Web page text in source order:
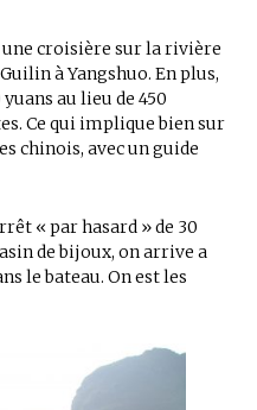
croisière sur la rivière
à Yangshuo. En plus,
au lieu de 450
Ce qui implique bien sur
chinois, avec un guide
« par hasard » de 30
de bijoux, on arrive a
le bateau. On est les